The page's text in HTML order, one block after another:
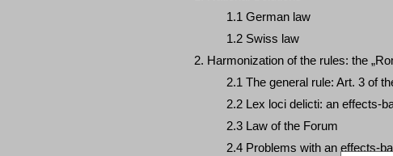
1.1 German law
1.2 Swiss law
2. Harmonization of the rules: the
2.1 The general rule: Art. 3 of
2.2 Lex loci delicti: an effects-
2.3 Law of the Forum
2.4 Problems with an effects-